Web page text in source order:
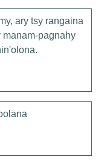
ary tsy rangaina
manam-pagnahy